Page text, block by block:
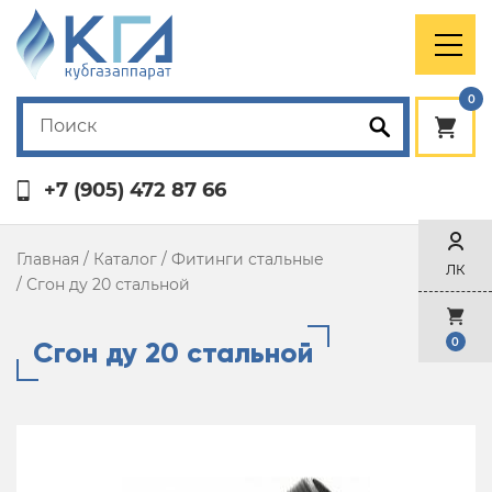
0
+7 (905) 472 87 66
Главная / Каталог / Фитинги стальные
/ Сгон ду 20 стальной
Сгон ду 20 стальной
ЛК
0